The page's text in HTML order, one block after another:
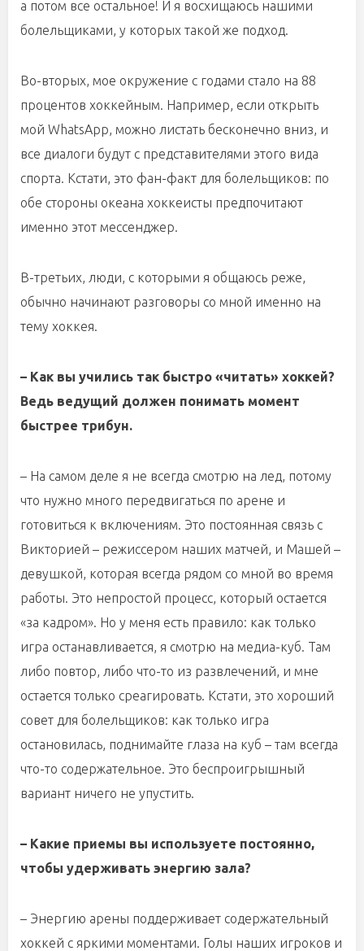
а потом все остальное! И я восхищаюсь нашими
болельщиками, у которых такой же подход.
Во-вторых, мое окружение с годами стало на 88
процентов хоккейным. Например, если открыть
мой WhatsApp, можно листать бесконечно вниз, и
все диалоги будут с представителями этого вида
спорта. Кстати, это фан-факт для болельщиков: по
обе стороны океана хоккеисты предпочитают
именно этот мессенджер.
В-третьих, люди, с которыми я общаюсь реже,
обычно начинают разговоры со мной именно на
тему хоккея.
– Как вы учились так быстро «читать» хоккей?
Ведь ведущий должен понимать момент
быстрее трибун.
– На самом деле я не всегда смотрю на лед, потому
что нужно много передвигаться по арене и
готовиться к включениям. Это постоянная связь с
Викторией – режиссером наших матчей, и Машей –
девушкой, которая всегда рядом со мной во время
работы. Это непростой процесс, который остается
«за кадром». Но у меня есть правило: как только
игра останавливается, я смотрю на медиа-куб. Там
либо повтор, либо что-то из развлечений, и мне
остается только среагировать. Кстати, это хороший
совет для болельщиков: как только игра
остановилась, поднимайте глаза на куб – там всегда
что-то содержательное. Это беспроигрышный
вариант ничего не упустить.
– Какие приемы вы используете постоянно,
чтобы удерживать энергию зала?
– Энергию арены поддерживает содержательный
хоккей с яркими моментами. Голы наших игроков и